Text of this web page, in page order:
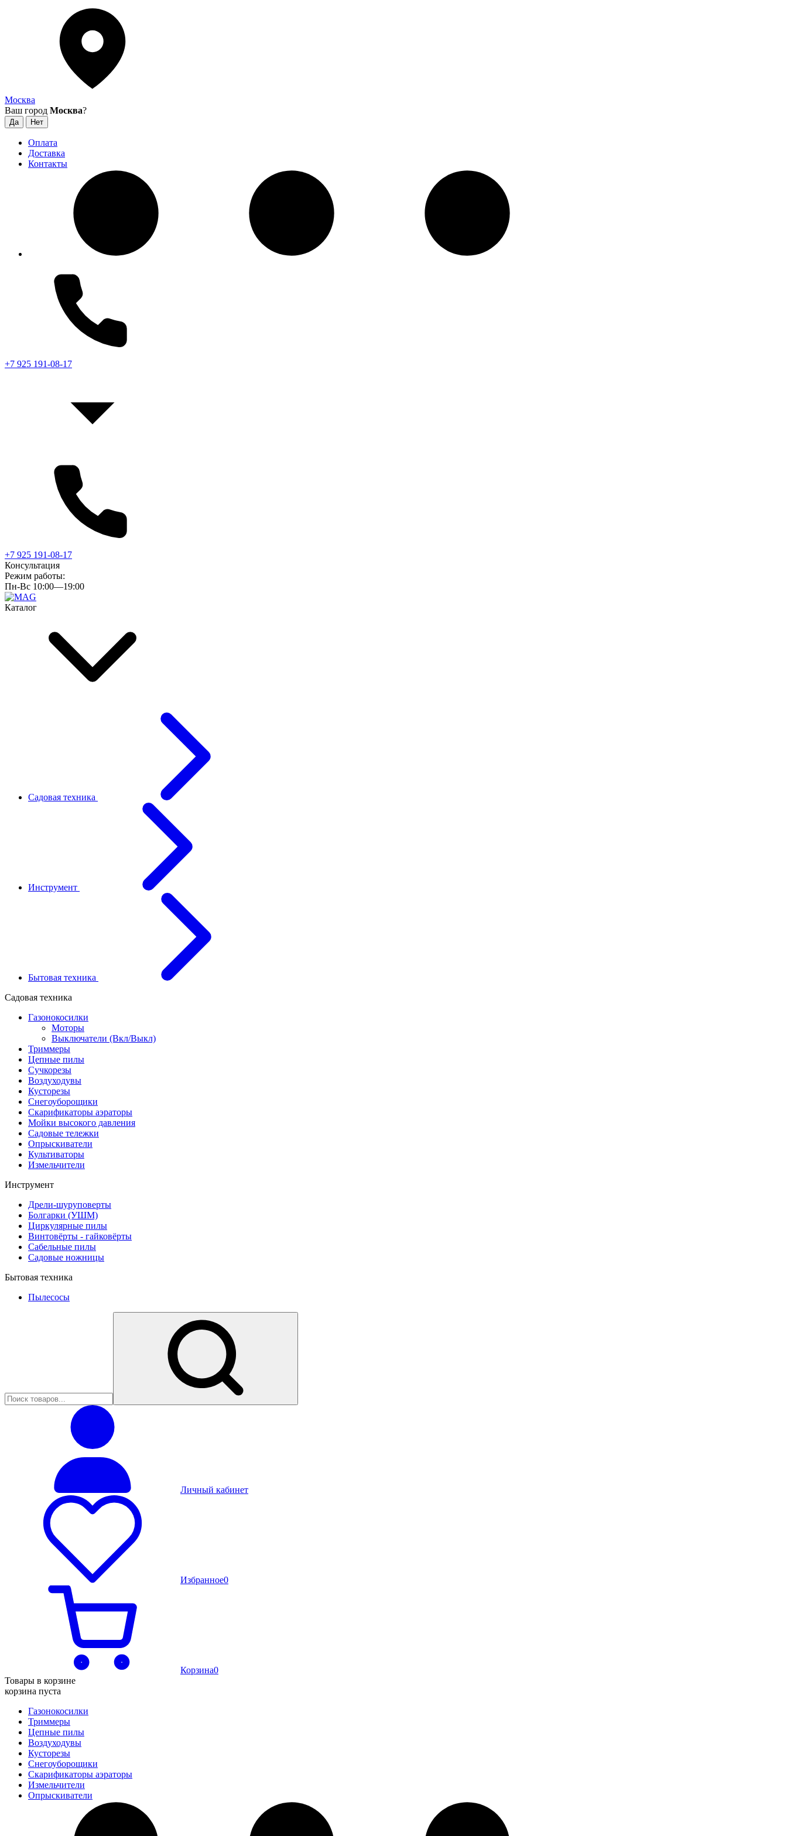
Москва
Ваш город Москва?
Оплата
Доставка
Контакты
+7 925 191-08-17
+7 925 191-08-17
Консультация
Режим работы:
Пн-Вс 10:00—19:00
Каталог
Садовая техника
Инструмент
Бытовая техника
Садовая техника
Газонокосилки
Моторы
Выключатели (Вкл/Выкл)
Триммеры
Цепные пилы
Cучкорезы
Воздуходувы
Кусторезы
Снегоуборощики
Скарификаторы аэраторы
Мойки высокого давления
Садовые тележки
Опрыскиватели
Культиваторы
Измельчители
Инструмент
Дрели-шуруповерты
Болгарки (УШМ)
Циркулярные пилы
Винтовёрты - гайковёрты
Сабельные пилы
Садовые ножницы
Бытовая техника
Пылесосы
Личный кабинет
Избранное0
Корзина0
Товары в корзине
корзина пуста
Газонокосилки
Триммеры
Цепные пилы
Воздуходувы
Кусторезы
Снегоуборощики
Скарификаторы аэраторы
Измельчители
Опрыскиватели